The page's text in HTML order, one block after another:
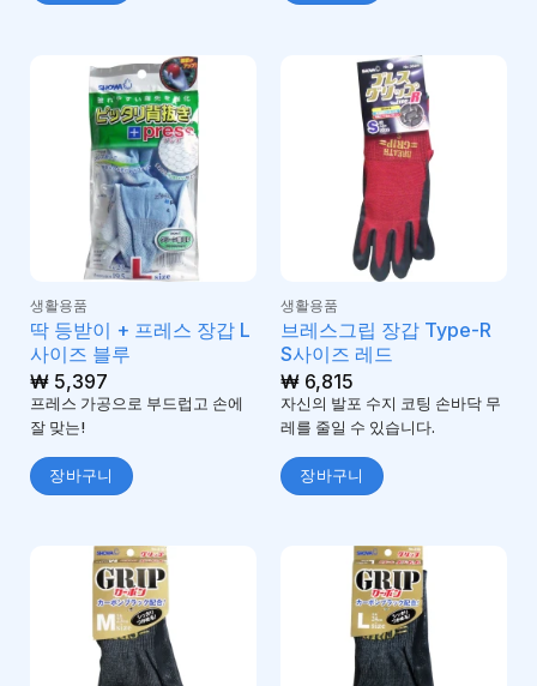
생활용품
딱 등받이 + 프레스 장갑 L
사이즈 블루
₩5,397
프레스 가공으로 부드럽고 손에
잘 맞는!
장바구니
생활용품
브레스그립 장갑 Type-R
S사이즈 레드
₩6,815
자신의 발포 수지 코팅 손바닥 무
레를 줄일 수 있습니다.
장바구니